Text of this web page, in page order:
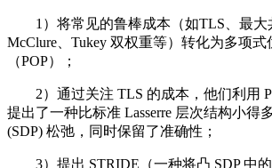
1）将常见的鲁棒成本（如TLS、最大
McClure、Tukey 双权重等）转化为多项式
（POP）；
2）通过关注 TLS 的成本，他们利用
提出了一种比标准 Lasserre 层次结构小得
(SDP) 松弛，同时保留了准确性；
3）提出 STRIDE（一种将凸 SDP 中